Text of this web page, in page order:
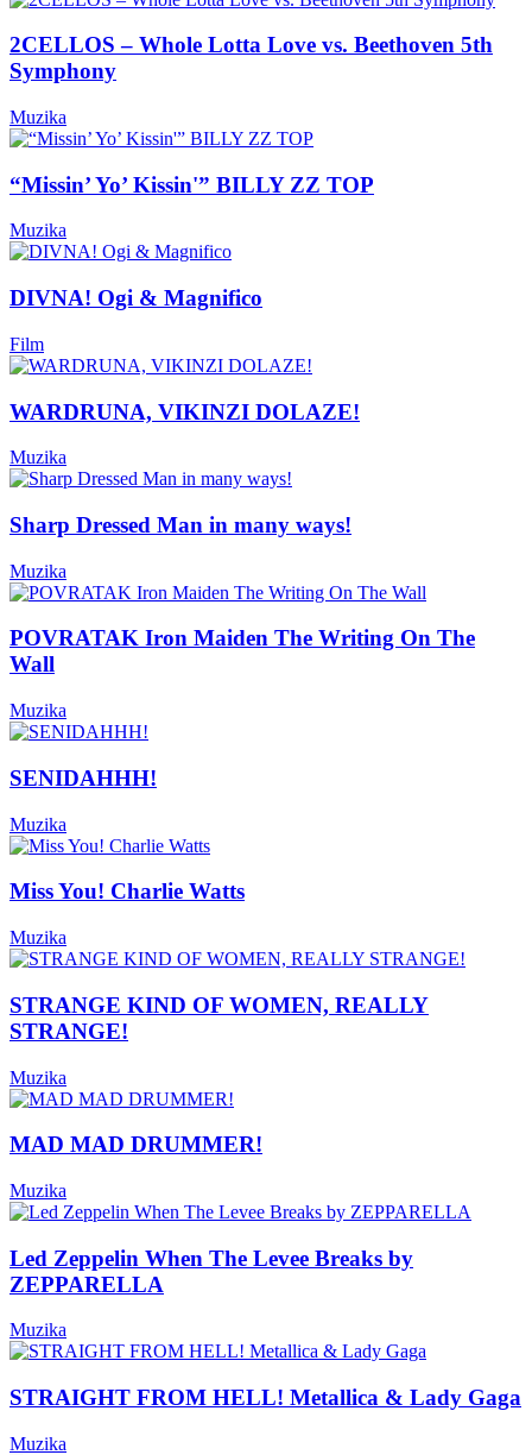
2CELLOS – Whole Lotta Love vs. Beethoven 5th
Symphony
Muzika
“Missin’ Yo’ Kissin'” BILLY ZZ TOP
Muzika
DIVNA! Ogi & Magnifico
Film
WARDRUNA, VIKINZI DOLAZE!
Muzika
Sharp Dressed Man in many ways!
Muzika
POVRATAK Iron Maiden The Writing On The
Wall
Muzika
SENIDAHHH!
Muzika
Miss You! Charlie Watts
Muzika
STRANGE KIND OF WOMEN, REALLY
STRANGE!
Muzika
MAD MAD DRUMMER!
Muzika
Led Zeppelin When The Levee Breaks by
ZEPPARELLA
Muzika
STRAIGHT FROM HELL! Metallica & Lady Gaga
Muzika